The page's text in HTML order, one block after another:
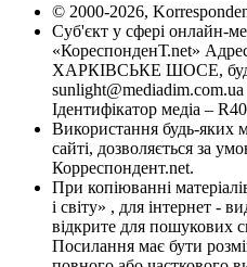
© 2000-2026,
Суб'єкт у сфері онлайн-
«КореспонденТ.net»
ХАРКІВСЬКЕ ШОСЕ,
sunlight@mediadim.com.ua
Ідентифікатор медіа –
Використання будь-яких
сайті, дозволяється за
Корреспондент.net.
При копіюванні
і світу» , для інтернет -
відкрите для пошукових
Посилання має бути